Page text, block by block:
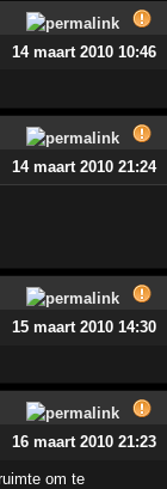
14 maart 2010 10:46
14 maart 2010 21:24
15 maart 2010 14:30
16 maart 2010 21:23
om te